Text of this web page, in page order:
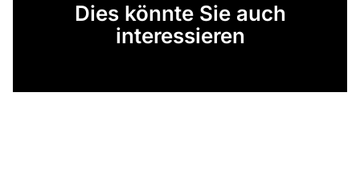
Dies könnte Sie auch
interessieren